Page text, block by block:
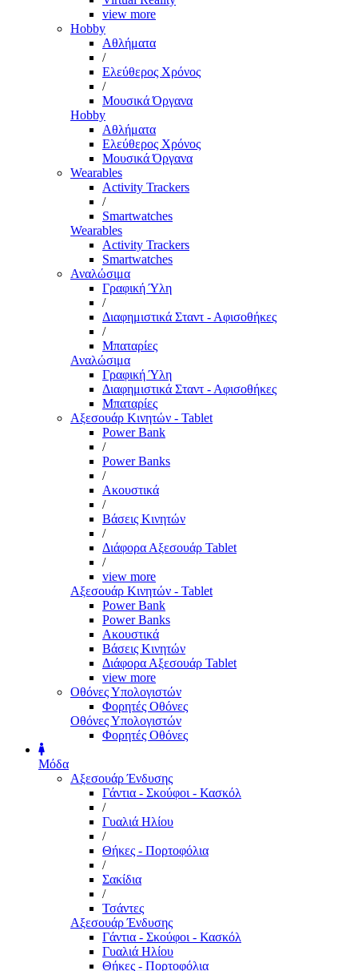
view more
Hobby
Αθλήματα
/
Ελεύθερος Χρόνος
/
Μουσικά Όργανα
Hobby
Αθλήματα
Ελεύθερος Χρόνος
Μουσικά Όργανα
Wearables
Activity Trackers
/
Smartwatches
Wearables
Activity Trackers
Smartwatches
Αναλώσιμα
Γραφική Ύλη
/
Διαφημιστικά Σταντ - Αφισοθήκες
/
Μπαταρίες
Αναλώσιμα
Γραφική Ύλη
Διαφημιστικά Σταντ - Αφισοθήκες
Μπαταρίες
Αξεσουάρ Κινητών - Tablet
Power Bank
/
Power Banks
/
Ακουστικά
/
Βάσεις Κινητών
/
Διάφορα Αξεσουάρ Tablet
/
view more
Αξεσουάρ Κινητών - Tablet
Power Bank
Power Banks
Ακουστικά
Βάσεις Κινητών
Διάφορα Αξεσουάρ Tablet
view more
Οθόνες Υπολογιστών
Φορητές Οθόνες
Οθόνες Υπολογιστών
Φορητές Οθόνες
Μόδα
Αξεσουάρ Ένδυσης
Γάντια - Σκούφοι - Κασκόλ
/
Γυαλιά Ηλίου
/
Θήκες - Πορτοφόλια
/
Σακίδια
/
Τσάντες
Αξεσουάρ Ένδυσης
Γάντια - Σκούφοι - Κασκόλ
Γυαλιά Ηλίου
Θήκες - Πορτοφόλια